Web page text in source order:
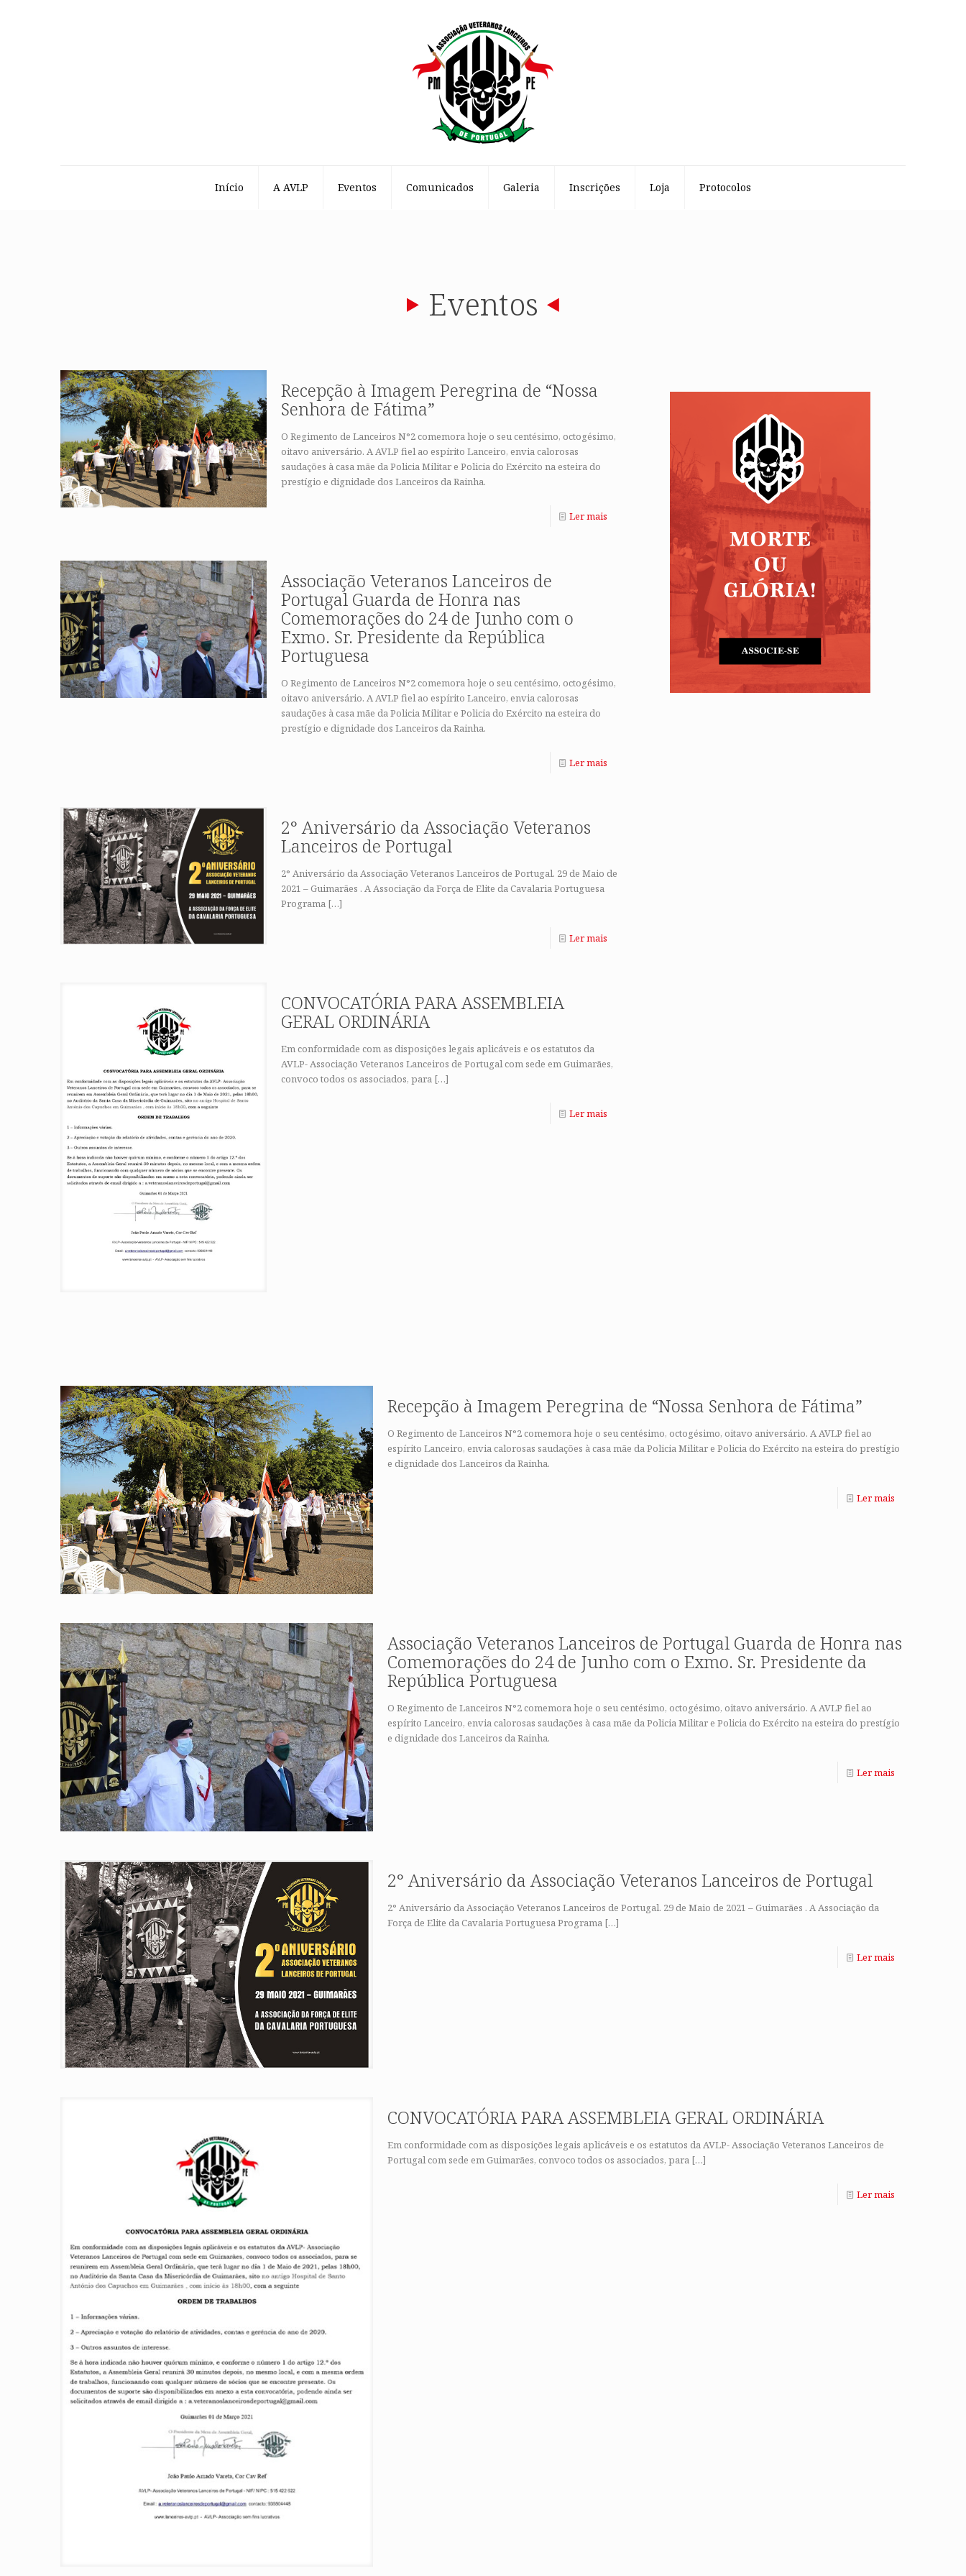
Início A AVLP Eventos Comunicados Galeria Inscrições Loja Protocolos
Eventos
Recepção à Imagem Peregrina de “Nossa
Senhora de Fátima”
O Regimento de Lanceiros N°2 comemora hoje o seu centésimo, octogésimo,
oitavo aniversário. A AVLP fiel ao espírito Lanceiro, envia calorosas
saudações à casa mãe da Policia Militar e Policia do Exército na esteira do
prestígio e dignidade dos Lanceiros da Rainha.
Ler mais
Associação Veteranos Lanceiros de
Portugal Guarda de Honra nas
Comemorações do 24 de Junho com o
Exmo. Sr. Presidente da República
Portuguesa
O Regimento de Lanceiros N°2 comemora hoje o seu centésimo, octogésimo,
oitavo aniversário. A AVLP fiel ao espírito Lanceiro, envia calorosas
saudações à casa mãe da Policia Militar e Policia do Exército na esteira do
prestígio e dignidade dos Lanceiros da Rainha.
Ler mais
2° Aniversário da Associação Veteranos
Lanceiros de Portugal
2° Aniversário da Associação Veteranos Lanceiros de Portugal. 29 de Maio de
2021 – Guimarães . A Associação da Força de Elite da Cavalaria Portuguesa
Programa […]
Ler mais
CONVOCATÓRIA PARA ASSEMBLEIA
GERAL ORDINÁRIA
Em conformidade com as disposições legais aplicáveis e os estatutos da
AVLP- Associação Veteranos Lanceiros de Portugal com sede em Guimarães,
convoco todos os associados, para […]
Ler mais
Recepção à Imagem Peregrina de “Nossa Senhora de Fátima”
O Regimento de Lanceiros N°2 comemora hoje o seu centésimo, octogésimo, oitavo aniversário. A AVLP fiel ao
espírito Lanceiro, envia calorosas saudações à casa mãe da Policia Militar e Policia do Exército na esteira do prestígio
e dignidade dos Lanceiros da Rainha.
Ler mais
Associação Veteranos Lanceiros de Portugal Guarda de Honra nas
Comemorações do 24 de Junho com o Exmo. Sr. Presidente da
República Portuguesa
O Regimento de Lanceiros N°2 comemora hoje o seu centésimo, octogésimo, oitavo aniversário. A AVLP fiel ao
espírito Lanceiro, envia calorosas saudações à casa mãe da Policia Militar e Policia do Exército na esteira do prestígio
e dignidade dos Lanceiros da Rainha.
Ler mais
2° Aniversário da Associação Veteranos Lanceiros de Portugal
2° Aniversário da Associação Veteranos Lanceiros de Portugal. 29 de Maio de 2021 – Guimarães . A Associação da
Força de Elite da Cavalaria Portuguesa Programa […]
Ler mais
CONVOCATÓRIA PARA ASSEMBLEIA GERAL ORDINÁRIA
Em conformidade com as disposições legais aplicáveis e os estatutos da AVLP- Associação Veteranos Lanceiros de
Portugal com sede em Guimarães, convoco todos os associados, para […]
Ler mais